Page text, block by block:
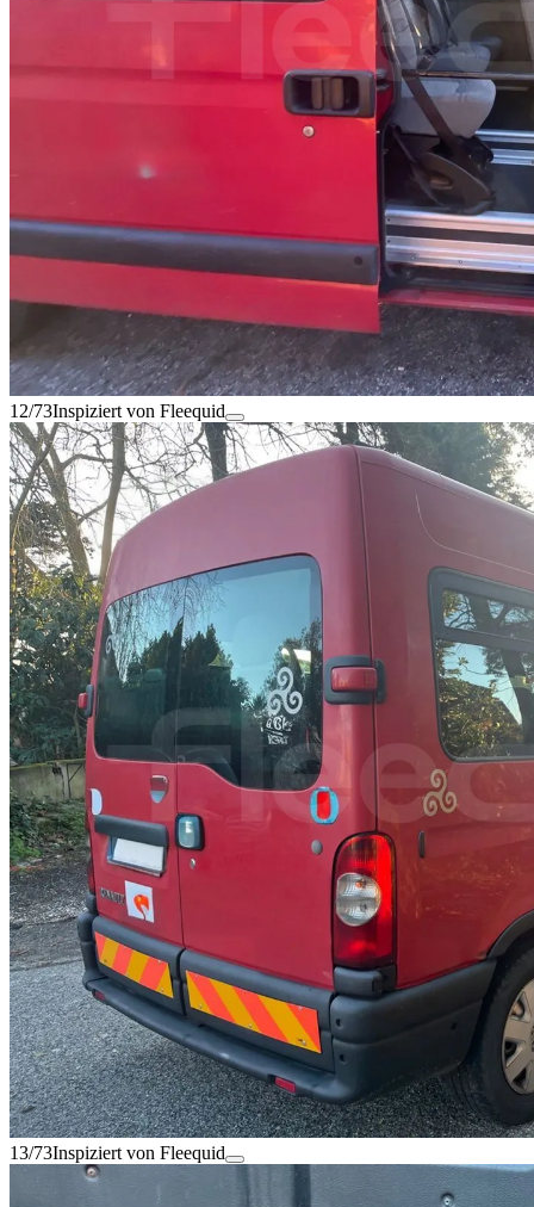
12/73Inspiziert von Fleequid
13/73Inspiziert von Fleequid